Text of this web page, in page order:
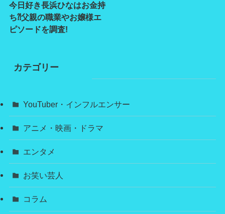
今日好き長浜ひなはお金持
ち⁈父親の職業やお嬢様エ
ピソードを調査!
カテゴリー
YouTuber・インフルエンサー
アニメ・映画・ドラマ
エンタメ
お笑い芸人
コラム